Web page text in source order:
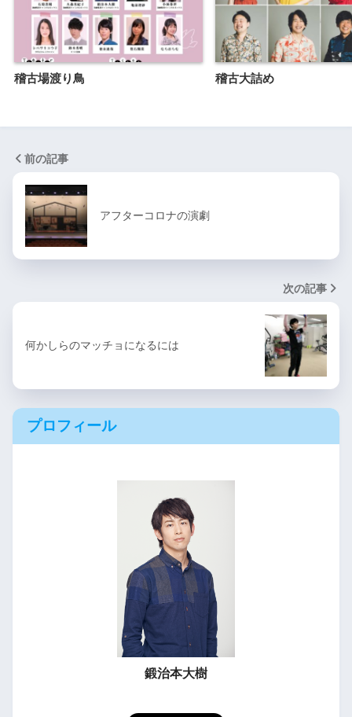
稽古場渡り鳥 稽古大詰め
前の記事
アフターコロナの演劇
次の記事
何かしらのマッチョになるには
プロフィール
鍛治本大樹